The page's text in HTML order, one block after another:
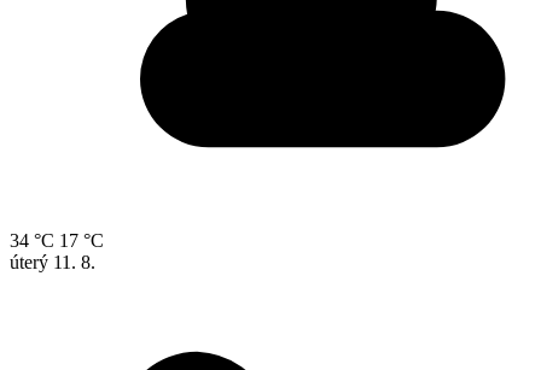
34 °C 17 °C
úterý 11. 8.